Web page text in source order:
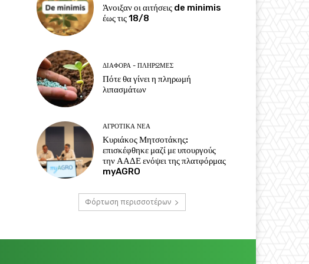
Άνοιξαν οι αιτήσεις de minimis
έως τις 18/8
ΔΙΆΦΟΡΑ - ΠΛΗΡΩΜΈΣ
Πότε θα γίνει η πληρωμή
λιπασμάτων
ΑΓΡΟΤΙΚΆ ΝΈΑ
Κυριάκος Μητσοτάκης:
επισκέφθηκε μαζί με υπουργούς
την ΑΑΔΕ ενόψει της πλατφόρμας
myAGRO
Φόρτωση περισσοτέρων